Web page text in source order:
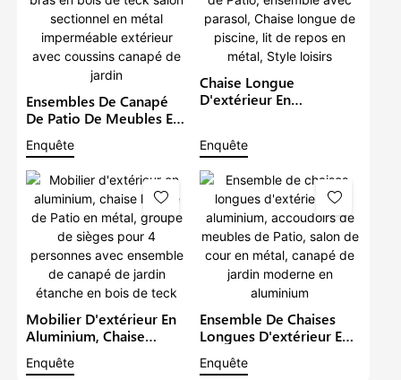
Ensembles De Canapé
De Patio De Meubles En
Aluminium De Luxe Avec
Bras En Bois De Teck
Salon Sectionnel En
Métal Imperméable
Extérieur Avec Coussins
Canapé De Jardin
Enquête
Chaise Longue
D'extérieur En
Ensemble Avec Parasol,
Chaise Longue De
Piscine, Lit De Repos En
Métal, Style Loisirs
Enquête
Mobilier D'extérieur En
Aluminium, Chaise
Métal, Groupe De
Enquête
Ensemble De Chaises
Longues D'extérieur En
De Meubles De Patio,
Enquête